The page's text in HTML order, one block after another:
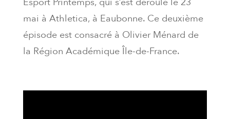
mai à Athletica, à Eaubonne. Ce deuxième
épisode est consacré à Olivier Ménard de
la Région Académique Île-de-France.